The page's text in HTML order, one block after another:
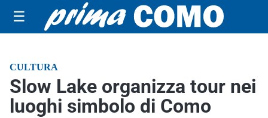
☰
CULTURA
Slow Lake organizza tour nei
luoghi simbolo di Como